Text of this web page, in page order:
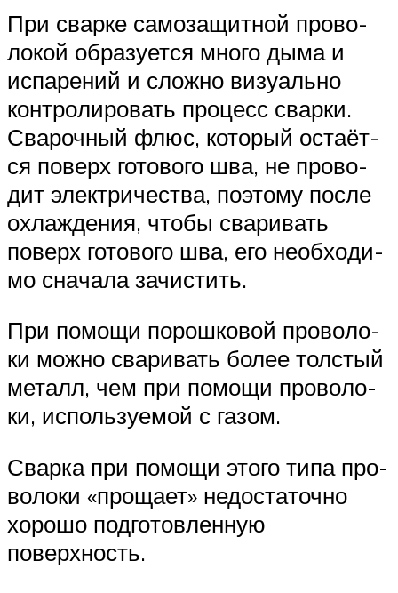
При свар­ке само­за­щит­ной про­во­
ло­кой обра­зу­ет­ся мно­го дыма и
испа­ре­ний и слож­но визу­аль­но
кон­тро­ли­ро­вать про­цесс свар­ки.
Сва­роч­ный флюс, кото­рый оста­ёт­
ся поверх гото­во­го шва, не про­во­
дит элек­три­че­ства, поэто­му после
охла­жде­ния, что­бы сва­ри­вать
поверх гото­во­го шва, его необ­хо­ди­
мо сна­ча­ла зачистить.
При помо­щи порош­ко­вой про­во­ло­
ки мож­но сва­ри­вать более тол­стый
металл, чем при помо­щи про­во­ло­
ки, исполь­зу­е­мой с газом.
Свар­ка при помо­щи это­го типа про­
во­ло­ки «про­ща­ет» недо­ста­точ­но
хоро­шо под­го­тов­лен­ную
поверхность.